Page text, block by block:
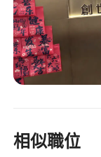
長期招聘，合
薪酬福利
1. 薪酬結構：
2. 額外獎勵：
相似職位